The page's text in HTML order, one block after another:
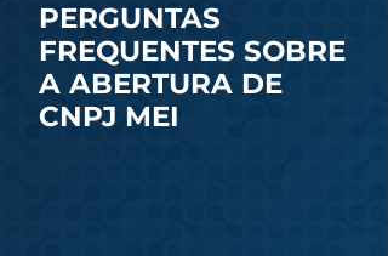
PERGUNTAS
FREQUENTES SOBRE
A ABERTURA DE
CNPJ MEI